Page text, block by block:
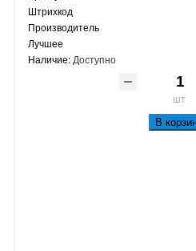
Штрихкод
Производитель
Лучшее
Наличие: Доступно
шт
В